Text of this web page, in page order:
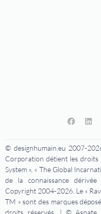
© designhumain.eu 2007-
Corporation détient les droits
System », « The Global
de la connaissance
Copyright 2004-2026. Le «
TM » sont des marques